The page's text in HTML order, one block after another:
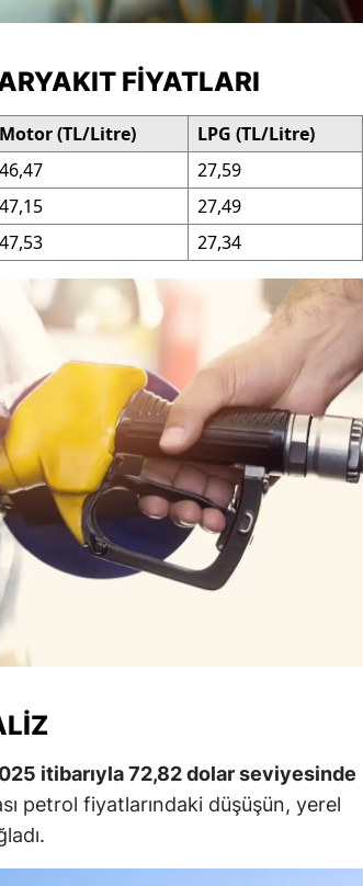
FIYATLARI
Motor (TL/Litre)
LPG (TL/Litre)
46,47
27,59
47,15
27,49
47,53 27,34
itibarıyla 72,82 dolar seviyesinde
petrol fiyatlarındaki düşüşün, yerel